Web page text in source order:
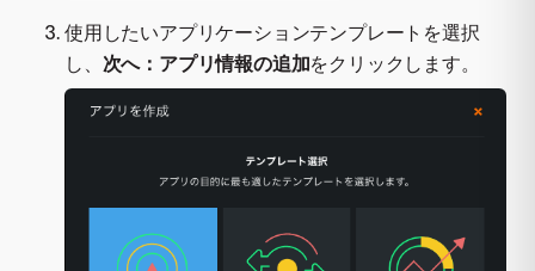
使用したいアプリケーションテンプレートを選択
し、 次へ：アプリ情報の追加をクリックします。